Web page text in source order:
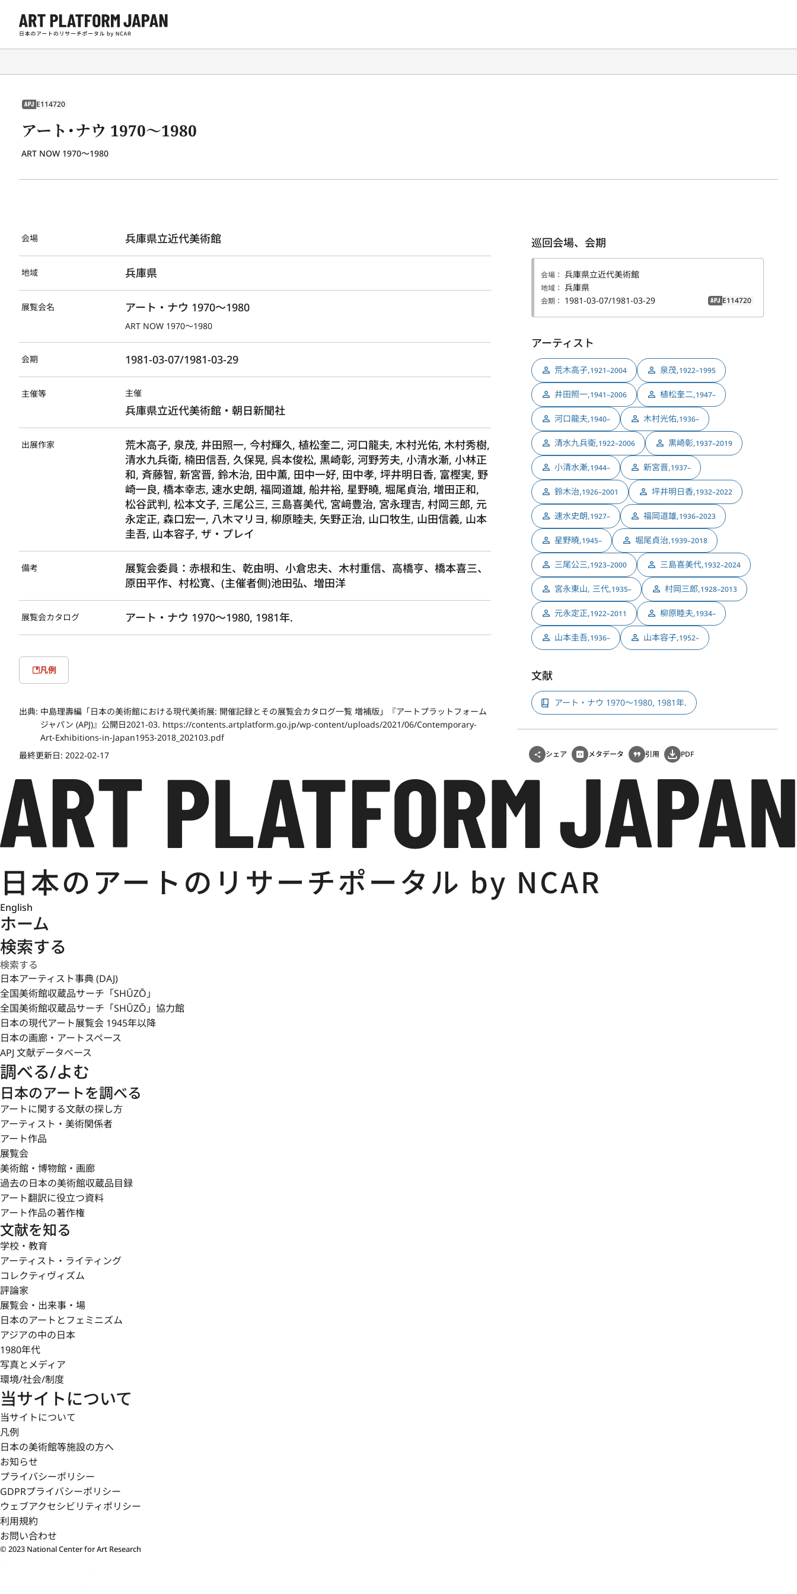
APJ E114720
アート・ナウ 1970～1980
ART NOW 1970～1980
会場 兵庫県立近代美術館
地域 兵庫県
展覧会名 アート・ナウ 1970～1980
ART NOW 1970～1980
会期 1981-03-07/1981-03-29
主催等 主催
兵庫県立近代美術館・朝日新聞社
出展作家
荒木高子, 泉茂, 井田照一, 今村輝久, 植松奎二, 河口龍夫, 木村光佑, 木村秀樹,
清水九兵衛, 楠田信吾, 久保晃, 呉本俊松, 黒崎彰, 河野芳夫, 小清水漸, 小林正
和, 斉藤智, 新宮晋, 鈴木治, 田中薫, 田中一好, 田中孝, 坪井明日香, 富樫実, 野
崎一良, 橋本幸志, 速水史朗, 福岡道雄, 船井裕, 星野曉, 堀尾貞治, 増田正和,
松谷武判, 松本文子, 三尾公三, 三島喜美代, 宮﨑豊治, 宮永理吉, 村岡三郎, 元
永定正, 森口宏一, 八木マリヨ, 柳原睦夫, 矢野正治, 山口牧生, 山田信義, 山本
圭吾, 山本容子, ザ・プレイ
備考
展覧会委員：赤根和生、乾由明、小倉忠夫、木村重信、高橋亨、橋本喜三、
原田平作、村松寛、(主催者側)池田弘、増田洋
展覧会カタログ アート・ナウ 1970～1980, 1981年.
凡例
出典: 中島理壽編「日本の美術館における現代美術展: 開催記録とその展覧会カタログ一覧 増補版」『アートプラットフォーム
ジャパン (APJ)』公開日2021-03. https://contents.artplatform.go.jp/wp-content/uploads/2021/06/Contemporary-
Art-Exhibitions-in-Japan1953-2018_202103.pdf
最終更新日: 2022-02-17
巡回会場、会期
会場： 兵庫県立近代美術館
地域： 兵庫県
会期： 1981-03-07/1981-03-29 APJ E114720
アーティスト
荒木高子,1921–2004 泉茂,1922–1995
井田照一,1941–2006 植松奎二,1947–
河口龍夫,1940– 木村光佑,1936–
清水九兵衛,1922–2006 黒崎彰,1937–2019
小清水漸,1944– 新宮晋,1937–
鈴木治,1926–2001 坪井明日香,1932–2022
速水史朗,1927– 福岡道雄,1936–2023
星野曉,1945– 堀尾貞治,1939–2018
三尾公三,1923–2000 三島喜美代,1932–2024
宮永東山, 三代,1935– 村岡三郎,1928–2013
元永定正,1922–2011 柳原睦夫,1934–
山本圭吾,1936– 山本容子,1952–
文献
アート・ナウ 1970～1980, 1981年.
シェア メタデータ 引用 PDF
English
ホーム
検索する
日本アーティスト事典 (DAJ)
全国美術館収蔵品サーチ「SHŪZŌ」
全国美術館収蔵品サーチ「SHŪZŌ」協力館
日本の現代アート展覧会 1945年以降
日本の画廊・アートスペース
APJ 文献データベース
調べる/よむ
日本のアートを調べる
アートに関する文献の探し方
アーティスト・美術関係者
アート作品
展覧会
美術館・博物館・画廊
過去の日本の美術館収蔵品目録
アート翻訳に役立つ資料
アート作品の著作権
文献を知る
学校・教育
アーティスト・ライティング
コレクティヴィズム
評論家
展覧会・出来事・場
日本のアートとフェミニズム
アジアの中の日本
1980年代
写真とメディア
環境/社会/制度
当サイトについて
当サイトについて
凡例
日本の美術館等施設の方へ
お知らせ
プライバシーポリシー
GDPRプライバシーポリシー
ウェブアクセシビリティポリシー
利用規約
お問い合わせ
© 2023 National Center for Art Research